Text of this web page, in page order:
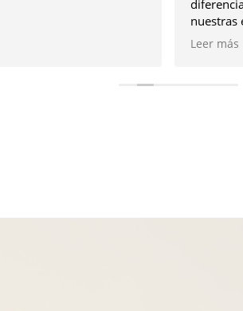
requeríamos como familia; , la calidad de